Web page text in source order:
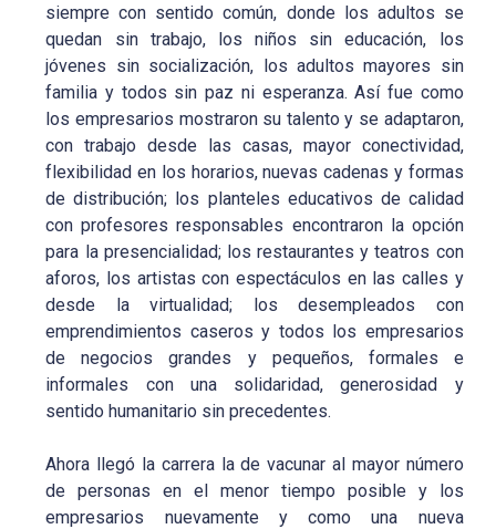
siempre con sentido común, donde los adultos se
quedan sin trabajo, los niños sin educación, los
jóvenes sin socialización, los adultos mayores sin
familia y todos sin paz ni esperanza. Así fue como
los empresarios mostraron su talento y se adaptaron,
con trabajo desde las casas, mayor conectividad,
flexibilidad en los horarios, nuevas cadenas y formas
de distribución; los planteles educativos de calidad
con profesores responsables encontraron la opción
para la presencialidad; los restaurantes y teatros con
aforos, los artistas con espectáculos en las calles y
desde la virtualidad; los desempleados con
emprendimientos caseros y todos los empresarios
de negocios grandes y pequeños, formales e
informales con una solidaridad, generosidad y
sentido humanitario sin precedentes.
Ahora llegó la carrera la de vacunar al mayor número
de personas en el menor tiempo posible y los
empresarios nuevamente y como una nueva